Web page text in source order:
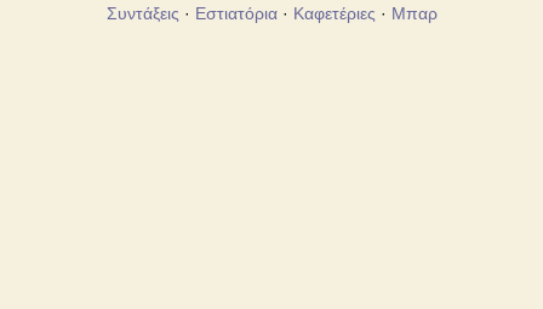
Συντάξεις · Εστιατόρια· Καφετέριες · Μπαρ